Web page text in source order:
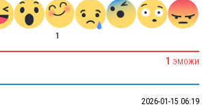
1
1 ЭМОЖИ
2026-01-15 06:19